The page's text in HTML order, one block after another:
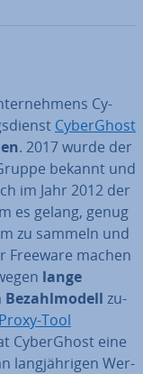
Cy­
Cy­berG­host
. 2017 wurde der
bekannt und
im Jahr 2012 der
es gelang, genug
zu sammeln und
Freeware machen
lange
Be­zahl­mo­dell zu­
Tool
Cy­berG­host eine
lang­jäh­ri­gen Wer­